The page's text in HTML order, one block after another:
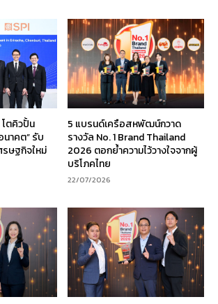
ตคิวปั้น
นาคต” รับ
ษฐกิจใหม่
5 แบรนด์เครือสหพัฒน์กวาด
รางวัล No. 1 Brand Thailand
2026 ตอกย้ำความไว้วางใจจากผู้
บริโภคไทย
22/07/2026